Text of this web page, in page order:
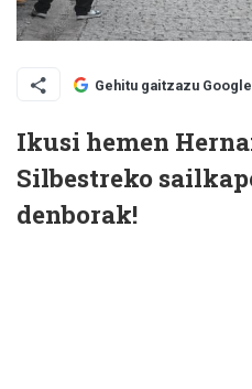
Gehitu gaitzazu
Ikusi hemen
Silbestreko
denborak!